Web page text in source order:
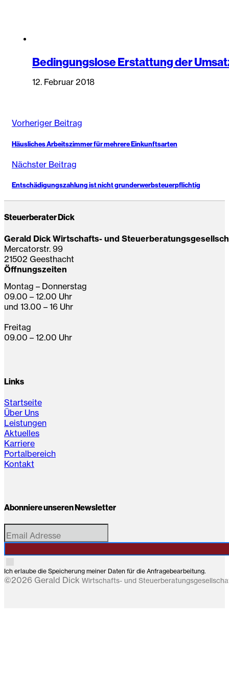
Bedingungslose Erstattung der
12. Februar 2018
Vorheriger Beitrag
Häusliches Arbeitszimmer für mehrere Einkunftsarten
Nächster Beitrag
Entschädigungszahlung ist nicht grunderwerbsteuerpflichtig
Steuerberater Dick
Gerald Dick Wirtschafts- und
Mercatorstr. 99
21502 Geesthacht
Öffnungszeiten
Montag – Donnerstag
09.00 – 12.00 Uhr
und 13.00 – 16 Uhr
Freitag
09.00 – 12.00 Uhr
Links
Startseite
Über Uns
Leistungen
Aktuelles
Karriere
Portalbereich
Kontakt
Abonniere unseren Newsletter
Ich erlaube die Speicherung meiner Daten für die Anfragebearbeitung.
©2026 Gerald Dick Wirtschafts- und